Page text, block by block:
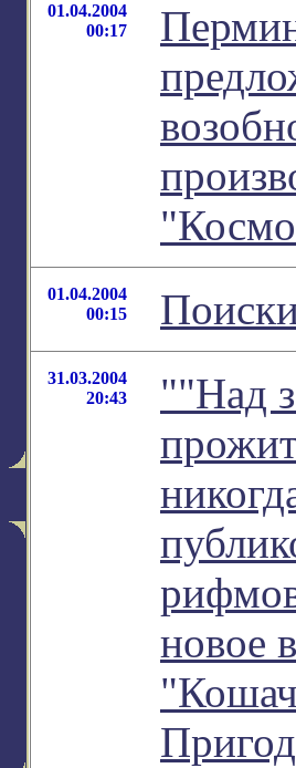
01.04.2004
00:17
01.04.2004
00:15
31.03.2004
20:43
""Над
новое